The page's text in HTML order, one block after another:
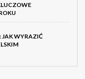
JAK WYRAZIĆ